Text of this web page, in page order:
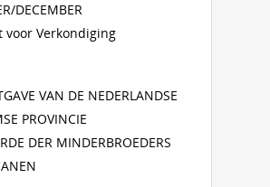
DECEMBER
voor Verkondiging
VAN DE NEDERLANDSE
PROVINCIE
DER MINDERBROEDERS